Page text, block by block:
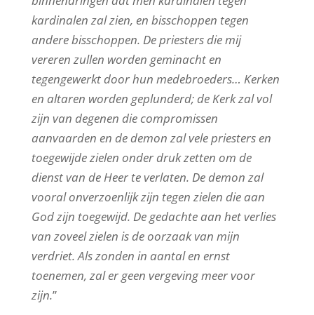
kardinalen zal zien, en bisschoppen tegen
andere bisschoppen. De priesters die mij
vereren zullen worden geminacht en
tegengewerkt door hun medebroeders… Kerken
en altaren worden geplunderd; de Kerk zal vol
zijn van degenen die compromissen
aanvaarden en de demon zal vele priesters en
toegewijde zielen onder druk zetten om de
dienst van de Heer te verlaten. De demon zal
vooral onverzoenlijk zijn tegen zielen die aan
God zijn toegewijd. De gedachte aan het verlies
van zoveel zielen is de oorzaak van mijn
verdriet. Als zonden in aantal en ernst
toenemen, zal er geen vergeving meer voor
zijn.”